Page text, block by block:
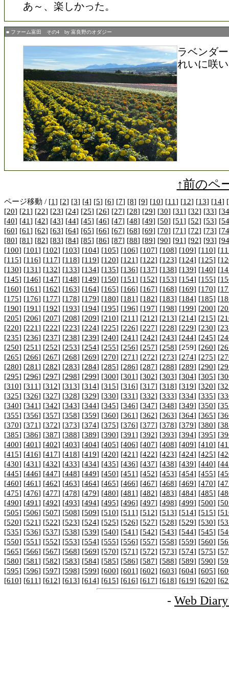
あ～、楽しかった。
■ ファーム富田 その4 by 富良野のオダジー
ラベンダ
れいに咲
↑前のペ
ページ移動 / [1] [2] [3] [4] [5] [6] [7] [8] [9] [10] [11] [12] [13] [14] [
[20] [21] [22] [23] [24] [25] [26] [27] [28] [29] [30] [31] [32] [33] [34
[40] [41] [42] [43] [44] [45] [46] [47] [48] [49] [50] [51] [52] [53] [54
[60] [61] [62] [63] [64] [65] [66] [67] [68] [69] [70] [71] [72] [73] [74
[80] [81] [82] [83] [84] [85] [86] [87] [88] [89] [90] [91] [92] [93] [94
[100] [101] [102] [103] [104] [105] [106] [107] [108] [109] [110] [
[115] [116] [117] [118] [119] [120] [121] [122] [123] [124] [125] [
[130] [131] [132] [133] [134] [135] [136] [137] [138] [139] [140] [
[145] [146] [147] [148] [149] [150] [151] [152] [153] [154] [155] [
[160] [161] [162] [163] [164] [165] [166] [167] [168] [169] [170] [
[175] [176] [177] [178] [179] [180] [181] [182] [183] [184] [185] [
[190] [191] [192] [193] [194] [195] [196] [197] [198] [199] [200] [
[205] [206] [207] [208] [209] [210] [211] [212] [213] [214] [215] [
[220] [221] [222] [223] [224] [225] [226] [227] [228] [229] [230] [
[235] [236] [237] [238] [239] [240] [241] [242] [243] [244] [245] [
[250] [251] [252] [253] [254] [255] [256] [257] [258] [259] [260] [
[265] [266] [267] [268] [269] [270] [271] [272] [273] [274] [275] [
[280] [281] [282] [283] [284] [285] [286] [287] [288] [289] [290] [
[295] [296] [297] [298] [299] [300] [301] [302] [303] [304] [305] [
[310] [311] [312] [313] [314] [315] [316] [317] [318] [319] [320] [
[325] [326] [327] [328] [329] [330] [331] [332] [333] [334] [335] [
[340] [341] [342] [343] [344] [345] [346] [347] [348] [349] [350] [
[355] [356] [357] [358] [359] [360] [361] [362] [363] [364] [365] [
[370] [371] [372] [373] [374] [375] [376] [377] [378] [379] [380] [
[385] [386] [387] [388] [389] [390] [391] [392] [393] [394] [395] [
[400] [401] [402] [403] [404] [405] [406] [407] [408] [409] [410] [
[415] [416] [417] [418] [419] [420] [421] [422] [423] [424] [425] [
[430] [431] [432] [433] [434] [435] [436] [437] [438] [439] [440] [
[445] [446] [447] [448] [449] [450] [451] [452] [453] [454] [455] [
[460] [461] [462] [463] [464] [465] [466] [467] [468] [469] [470] [
[475] [476] [477] [478] [479] [480] [481] [482] [483] [484] [485] [
[490] [491] [492] [493] [494] [495] [496] [497] [498] [499] [500] [
[505] [506] [507] [508] [509] [510] [511] [512] [513] [514] [515] [
[520] [521] [522] [523] [524] [525] [526] [527] [528] [529] [530] [
[535] [536] [537] [538] [539] [540] [541] [542] [543] [544] [545] [
[550] [551] [552] [553] [554] [555] [556] [557] [558] [559] [560] [
[565] [566] [567] [568] [569] [570] [571] [572] [573] [574] [575] [
[580] [581] [582] [583] [584] [585] [586] [587] [588] [589] [590] [
[595] [596] [597] [598] [599] [600] [601] [602] [603] [604] [605] [
[610] [611] [612] [613] [614] [615] [616] [617] [618] [619] [620] [
- Web